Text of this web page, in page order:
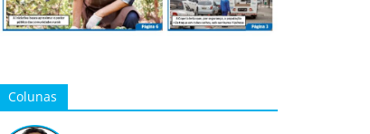
Colunas